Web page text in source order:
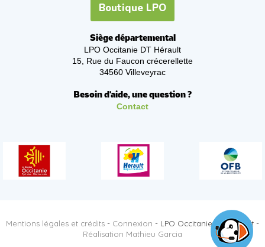
Boutique LPO
Siège départemental
LPO Occitanie DT Hérault
15, Rue du Faucon crécerellette
34560 Villeveyrac
Besoin d'aide, une question ?
Contact
Mentions légales et crédits - Connexion - LPO Occitanie DT Hérault -
Réalisation Mathieu Garcia